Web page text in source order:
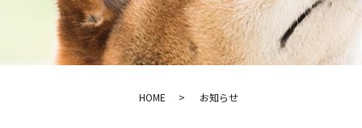
HOME お知らせ